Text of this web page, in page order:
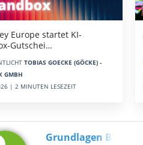
Europe startet KI-
Gutschei…
TOBIAS GOECKE (GÖCKE) -
GMBH
| 2 MINUTEN LESEZEIT
Grundlagen BWL